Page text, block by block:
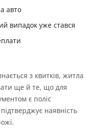
авто
випадок уже стався
з квитків, житла
ще й те, що для
є поліс
наявність